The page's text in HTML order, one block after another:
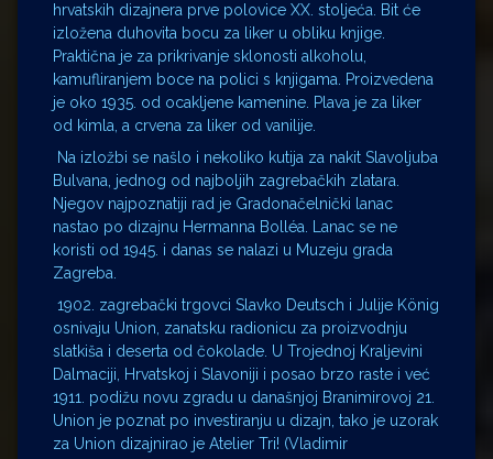
hrvatskih dizajnera prve polovice XX. stoljeća.
Bit će
izložena duhovita bocu za liker u obliku knjige.
Praktična je za prikrivanje sklonosti alkoholu,
kamufliranjem boce na polici s knjigama. Proizvedena
je oko 1935. od ocakljene kamenine. Plava je za liker
od kimla, a crvena za liker od vanilije.
Na izložbi se našlo i nekoliko kutija za nakit Slavoljuba
Bulvana, jednog od najboljih zagrebačkih zlatara.
Njegov najpoznatiji rad je Gradonačelnički lanac
nastao po dizajnu Hermanna Boll éa. Lanac se ne
koristi od 1945. i danas se nalazi u Muzeju grada
Zagreba.
1902. zagrebački trgovci Slavko Deutsch i Julije König
osnivaju Union, zanatsku radionicu za proizvodnju
slatkiša i deserta od čokolade. U Trojednoj Kraljevini
Dalmaciji, Hrvatskoj i Slavoniji i posao brzo raste i već
1911. podižu novu zgradu u današnjoj Branimirovoj 21.
Union je poznat po investiranju u dizajn, tako je uzorak
za Union dizajnirao je Atelier Tri! (Vladimir